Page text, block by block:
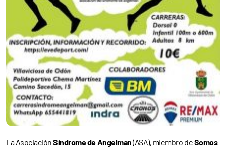
LaAsociaciónSíndrome de Angelman(ASA), miembro deSomos